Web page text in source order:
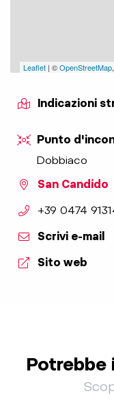
Leaflet | ©OpenStreetMap
Indicazioni
Punto
Dobbiaco
San Candido
aria.phone:
+39 0474
Scrivi e-mail
Sito web
Potrebbe